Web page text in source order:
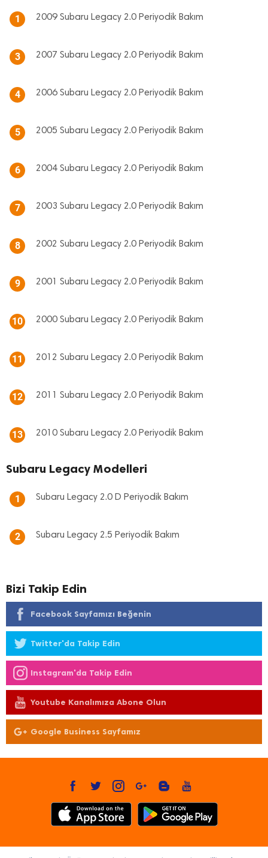
1 2009 Subaru Legacy 2.0 Periyodik Bakım
3 2007 Subaru Legacy 2.0 Periyodik Bakım
4 2006 Subaru Legacy 2.0 Periyodik Bakım
5 2005 Subaru Legacy 2.0 Periyodik Bakım
6 2004 Subaru Legacy 2.0 Periyodik Bakım
7 2003 Subaru Legacy 2.0 Periyodik Bakım
8 2002 Subaru Legacy 2.0 Periyodik Bakım
9 2001 Subaru Legacy 2.0 Periyodik Bakım
10 2000 Subaru Legacy 2.0 Periyodik Bakım
11 2012 Subaru Legacy 2.0 Periyodik Bakım
12 2011 Subaru Legacy 2.0 Periyodik Bakım
13 2010 Subaru Legacy 2.0 Periyodik Bakım
Subaru Legacy Modelleri
1 Subaru Legacy 2.0 D Periyodik Bakım
2 Subaru Legacy 2.5 Periyodik Bakım
Bizi Takip Edin
Facebook Sayfamızı Beğenin
Twitter'da Takip Edin
Instagram'da Takip Edin
Youtube Kanalımıza Abone Olun
Google Business Sayfamız